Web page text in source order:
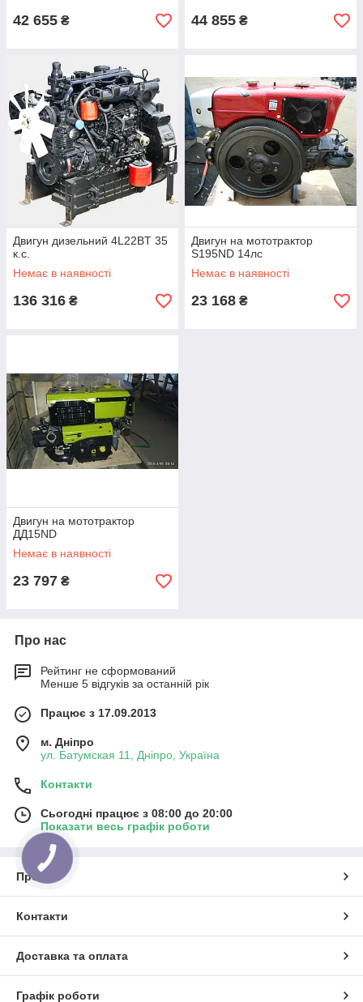
42 655 ₴ 44 855 ₴
Двигун дизельний 4L22BT 35
к.с.
Немає в наявності
136 316 ₴
Двигун на мототрактор
S195ND 14лс
Немає в наявності
23 168 ₴
Двигун на мототрактор
ДД15ND
Немає в наявності
23 797 ₴
Про нас
Рейтинг не сформований
Менше 5 відгуків за останній рік
Працює з 17.09.2013
м. Дніпро
ул. Батумская 11, Дніпро, Україна
Контакти
Сьогодні працює з 08:00 до 20:00
Показати весь графік роботи
Про нас
Контакти
Доставка та оплата
Графік роботи